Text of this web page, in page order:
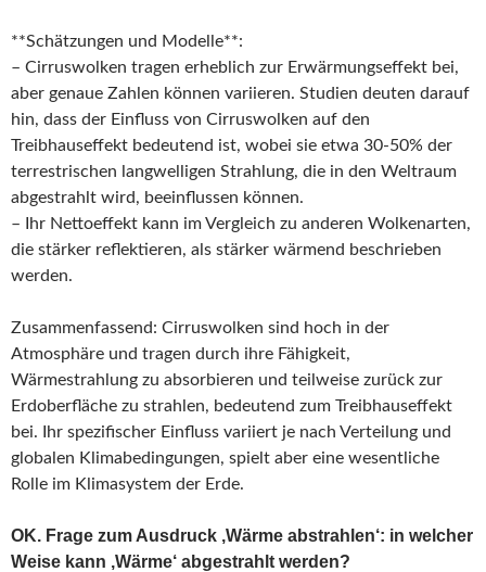
**Schätzungen und Modelle**:
– Cirruswolken tragen erheblich zur Erwärmungseffekt bei,
aber genaue Zahlen können variieren. Studien deuten darauf
hin, dass der Einfluss von Cirruswolken auf den
Treibhauseffekt bedeutend ist, wobei sie etwa 30-50% der
terrestrischen langwelligen Strahlung, die in den Weltraum
abgestrahlt wird, beeinflussen können.
– Ihr Nettoeffekt kann im Vergleich zu anderen Wolkenarten,
die stärker reflektieren, als stärker wärmend beschrieben
werden.
Zusammenfassend: Cirruswolken sind hoch in der
Atmosphäre und tragen durch ihre Fähigkeit,
Wärmestrahlung zu absorbieren und teilweise zurück zur
Erdoberfläche zu strahlen, bedeutend zum Treibhauseffekt
bei. Ihr spezifischer Einfluss variiert je nach Verteilung und
globalen Klimabedingungen, spielt aber eine wesentliche
Rolle im Klimasystem der Erde.
OK. Frage zum Ausdruck ‚Wärme abstrahlen‘: in welcher
Weise kann ‚Wärme‘ abgestrahlt werden?